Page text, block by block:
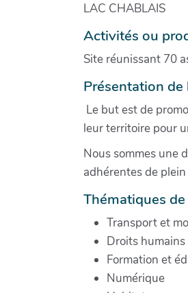
LAC CHABLAIS
Activités ou
Site réunissant 70
Présentation
Le but est de
leur territoire pour
Nous sommes une
adhérentes de
Thématiques
Transport et
Droits humains
Formation et
Numérique